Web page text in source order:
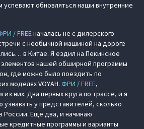
успевают обновляться наши внутренние
/ FREEначалась не с дилерского
с необычной машиной на дороге
в Китае. Я ездил на Пекинское
нашей обширной программы
где можно было поездить по
моделях VOYAH. ФРИ / FREE,
них. Два первых круга по трассе, и я
узнавать у представителей, сколько
России. Еще два, и начинаю
кредитные программы и варианты